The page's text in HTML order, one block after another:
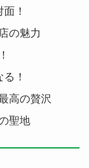
！
の魅力
！
高の贅沢
聖地